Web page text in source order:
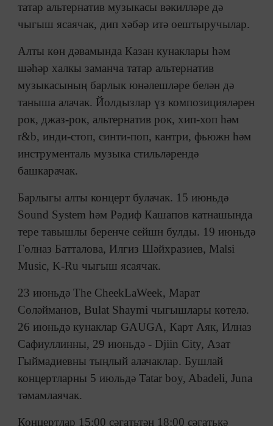
татар альтернатив музыкасы вәкилләре дә
чыгыш ясаячак, дип хәбәр итә оештыручылар.
Алты көн дәвамында Казан кунаклары һәм
шәһәр халкы заманча татар альтернатив
музыкасының барлык юнәлешләре белән дә
таныша алачак. Йолдызлар үз композицияләрен
рок, джаз-рок, альтернатив рок, хип-хоп һәм
r&b, инди-стоп, синти-поп, кантри, фьюжн һәм
инструменталь музыка стильләрендә
башкарачак.
Барлыгы алты концерт булачак. 15 июньдә
Sound System һәм Рәдиф Кашапов катнашында
тере тавышлы беренче сейшн булды. 19 июньдә
Гөлназ Батталова, Илгиз Шәйхразиев, Malsi
Music, K-Ru чыгыш ясаячак.
23 июньдә The CheekLaWeek, Марат
Сөләйманов, Bulat Shaymi чыгышлары көтелә.
26 июньдә кунаклар GAUGA, Карт Аяк, Илназ
Сафиуллинны, 29 июньдә - Djiin City, Азат
Гыймадиевны тыңлый алачаклар. Бушлай
концертларны 5 июльдә Tatar boy, Abadeli, Juna
тәмамлаячак.
Концертлар 15:00 сәгатьтән 18:00 сәгатькә